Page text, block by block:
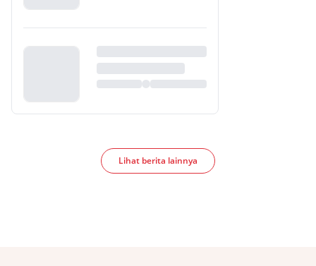
Lihat berita lainnya